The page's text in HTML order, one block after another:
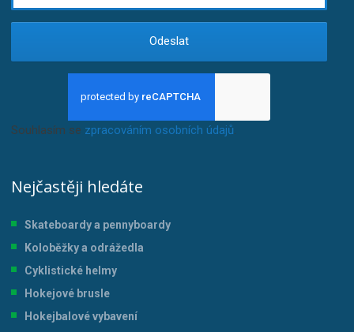
Odeslat
Souhlasím se zpracováním osobních údajů.
Nejčastěji hledáte
Skateboardy a pennyboardy
Koloběžky a odrážedla
Cyklistické helmy
Hokejové brusle
Hokejbalové vybavení